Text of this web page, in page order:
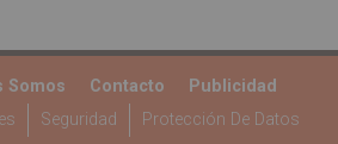
Somos Contacto
Publicidad
Seguridad Protección De Datos